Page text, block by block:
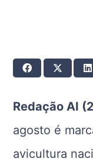
Redação AI
agosto é
avicultura